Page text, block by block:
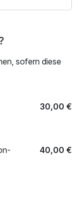
sofern diese
30,00 €
40,00 €